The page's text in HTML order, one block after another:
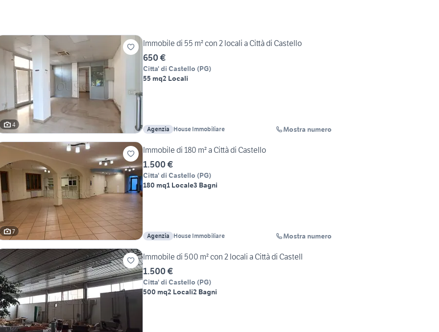
4
Immobile di 55 m² con 2 locali a Città di Castello
650 €
Citta' di Castello (PG)
55 mq2 Locali
Agenzia House Immobiliare Mostra numero
7
Immobile di 180 m² a Città di Castello
1.500 €
Citta' di Castello (PG)
180 mq1 Locale3 Bagni
Agenzia House Immobiliare Mostra numero
Immobile di 500 m² con 2 locali a Città di Castell
1.500 €
Citta' di Castello (PG)
500 mq2 Locali2 Bagni